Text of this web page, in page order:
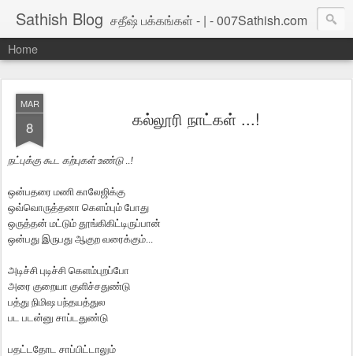
Sathish Blog சதீஷ் பக்கங்கள் - | - 007Sathish.com
Home
MAR
8 கல்லூரி நாட்கள் ...!
நட்புக்கு கூட கற்புகள் உண்டு ..!
ஒன்பதரை மணி காலேஜிக்கு
ஒவ்வொருத்தனா கெளம்பும் போது
ஒருத்தன் மட்டும் தூங்கிகிட்டிருப்பான்
ஒன்பது இருபது ஆகுற வரைக்கும்...
அடிச்சி புடிச்சி கெளம்புறப்போ
அரை குறையா குளிச்சதுண்டு
பத்து நிமிஷ பந்தயத்துல
பட படன்னு சாப்டதுண்டு
பதட்டதோட சாப்பிட்டாலும்